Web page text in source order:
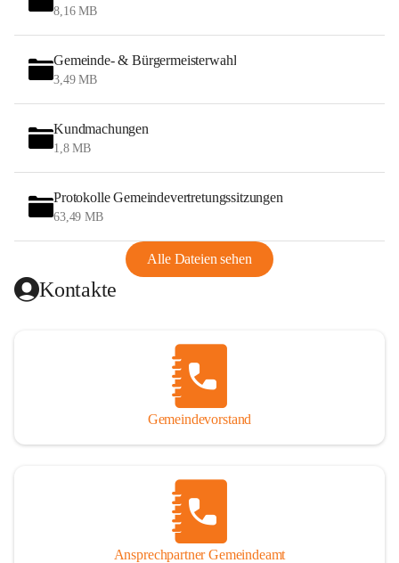
8,16 MB
Gemeinde- & Bürgermeisterwahl
3,49 MB
Kundmachungen
1,8 MB
Protokolle Gemeindevertretungssitzungen
63,49 MB
Alle Dateien sehen
Kontakte
Gemeindevorstand
Ansprechpartner Gemeindeamt